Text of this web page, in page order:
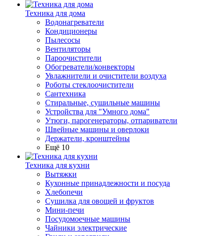
Техника для дома
Водонагреватели
Кондиционеры
Пылесосы
Вентиляторы
Пароочистители
Обогреватели/конвекторы
Увлажнители и очистители воздуха
Роботы стеклоочистители
Сантехника
Стиральные, сушильные машины
Устройства для "Умного дома"
Утюги, парогенераторы, отпариватели
Швейные машины и оверлоки
Держатели, кронштейны
Ещё 10
Техника для кухни
Вытяжки
Кухонные принадлежности и посуда
Хлебопечи
Сушилка для овощей и фруктов
Мини-печи
Посудомоечные машины
Чайники электрические